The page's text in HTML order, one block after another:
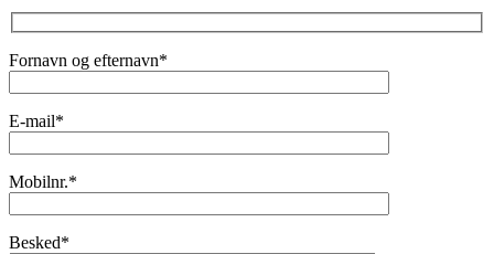
Fornavn og efternavn*
E-mail*
Mobilnr.*
Besked*